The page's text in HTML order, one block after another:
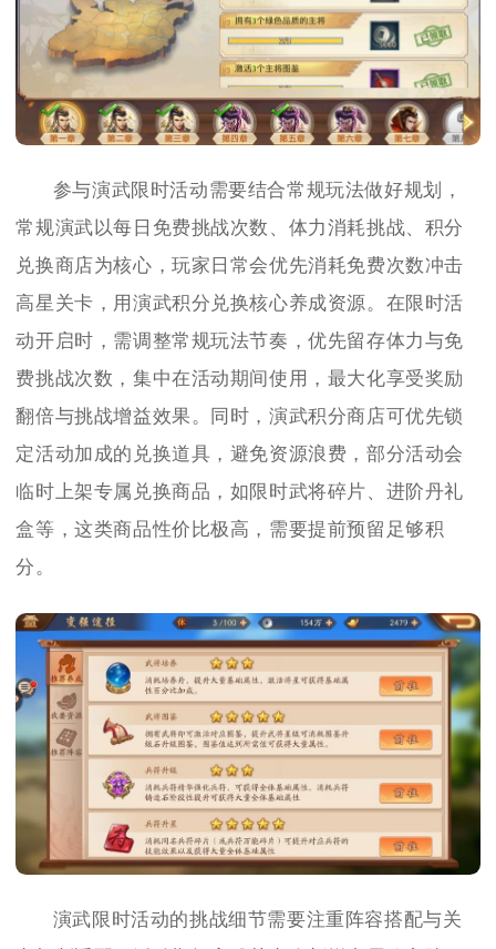
参与演武限时活动需要结合常规玩法做好规划，
常规演武以每日免费挑战次数、体力消耗挑战、积分
兑换商店为核心，玩家日常会优先消耗免费次数冲击
高星关卡，用演武积分兑换核心养成资源。在限时活
动开启时，需调整常规玩法节奏，优先留存体力与免
费挑战次数，集中在活动期间使用，最大化享受奖励
翻倍与挑战增益效果。同时，演武积分商店可优先锁
定活动加成的兑换道具，避免资源浪费，部分活动会
临时上架专属兑换商品，如限时武将碎片、进阶丹礼
盒等，这类商品性价比极高，需要提前预留足够积
分。
演武限时活动的挑战细节需要注重阵容搭配与关